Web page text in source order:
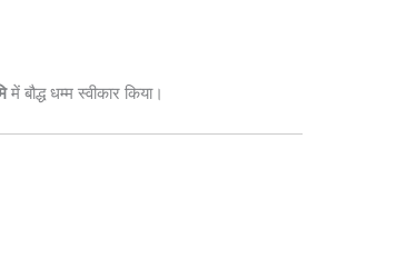
में बौद्ध धम्म स्वीकार किया।